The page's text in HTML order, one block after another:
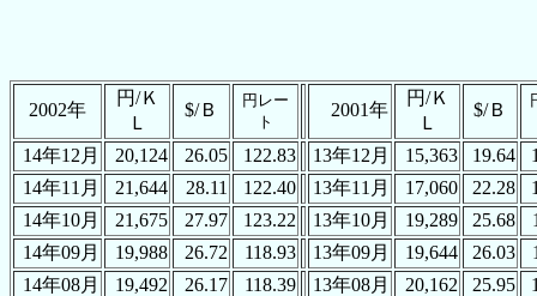
2002年
円/Ｋ
Ｌ
$/Ｂ
円レー
ト
2001年
円/Ｋ
Ｌ
$/Ｂ
14年12月 20,124 26.05 122.83 13年12月 15,363 19.64
14年11月
21,644 28.11 122.40 13年11月 17,060 22.28
14年10月
21,675 27.97 123.22 13年10月 19,289 25.68
14年09月
19,988 26.72 118.93 13年09月 19,644 26.03
14年08月
19,492 26.17 118.39 13年08月 20,162 25.95